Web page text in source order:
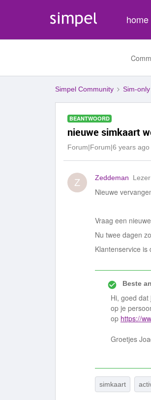
home
Simpel Community Sim-only
BEANTWOORD
nieuwe simkaart
Forum|Forum|6 years ago
Z Zeddeman Lezer
Nieuwe
Vraag een
Nu twee dagen
Klantenservice is
Beste
Hi, goed
op je
op https://
Groetjes
simkaart